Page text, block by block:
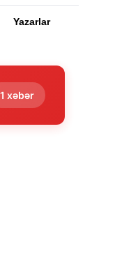
Yazarlar
1 xəbər